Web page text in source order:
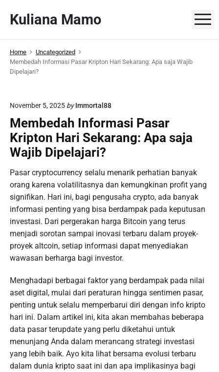
p
Kuliana Mamo
Home
Uncategorized
Membedah Informasi Pasar Kripton Hari Sekarang: Apa saja Wajib
Dipelajari?
November 5, 2025 by Immortal88
Membedah Informasi Pasar
Kripton Hari Sekarang: Apa saja
Wajib Dipelajari?
Pasar cryptocurrency selalu menarik perhatian banyak
orang karena volatilitasnya dan kemungkinan profit yang
signifikan. Hari ini, bagi pengusaha crypto, ada banyak
informasi penting yang bisa berdampak pada keputusan
investasi. Dari pergerakan harga Bitcoin yang terus
menjadi sorotan sampai inovasi terbaru dalam proyek-
proyek altcoin, setiap informasi dapat menyediakan
wawasan berharga bagi investor.
Menghadapi berbagai faktor yang berdampak pada nilai
aset digital, mulai dari peraturan hingga sentimen pasar,
penting untuk selalu memperbarui diri dengan info kripto
hari ini. Dalam artikel ini, kita akan membahas beberapa
data pasar terupdate yang perlu diketahui untuk
menunjang Anda dalam merancang strategi investasi
yang lebih baik. Ayo kita lihat bersama evolusi terbaru
dalam dunia kripto saat ini dan apa implikasinya bagi